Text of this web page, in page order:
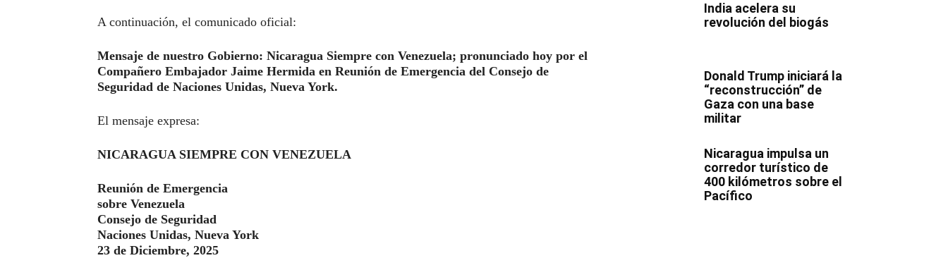
A continuación, el comunicado oficial:
Mensaje de nuestro Gobierno: Nicaragua Siempre con Venezuela; pronunciado hoy por el
Compañero Embajador Jaime Hermida en Reunión de Emergencia del Consejo de
Seguridad de Naciones Unidas, Nueva York.
El mensaje expresa:
NICARAGUA SIEMPRE CON VENEZUELA
Reunión de Emergencia
sobre Venezuela
Consejo de Seguridad
Naciones Unidas, Nueva York
23 de Diciembre, 2025
India acelera su
revolución del biogás
Donald Trump iniciará la
“reconstrucción” de
Gaza con una base
militar
Nicaragua impulsa un
corredor turístico de
400 kilómetros sobre el
Pacífico